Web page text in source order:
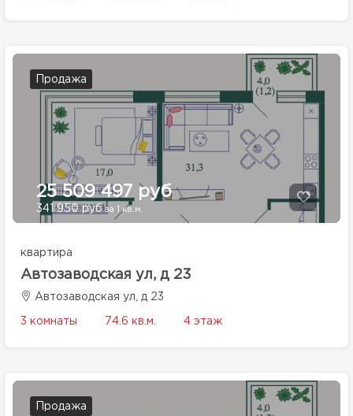
Продажа
25 509 497 руб
341 950 рубза 1 кв.м.
квартира
Автозаводская ул, д 23
Автозаводская ул, д 23
3 комнаты 74.6 кв.м. 4 этаж
Продажа